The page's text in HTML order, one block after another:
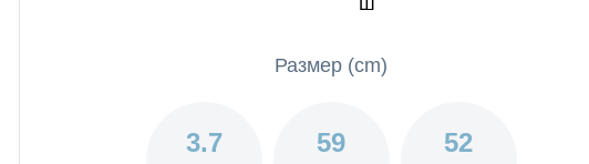
Ш
Размер (cm)
3.7 59 52